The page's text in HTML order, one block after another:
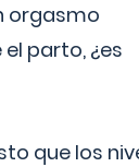
orgasmo
parto, ¿es
que los